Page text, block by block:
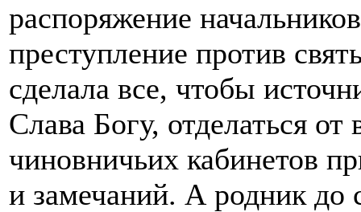
распоряжение
преступление против
сделала все, чтобы
Слава Богу, отделаться
чиновничьих кабинетов
и замечаний. А родник до